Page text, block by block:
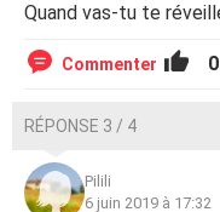
Quand vas-tu te
Commenter 0
RÉPONSE 3 / 4
Pilili
6 juin 2019 à 17:32